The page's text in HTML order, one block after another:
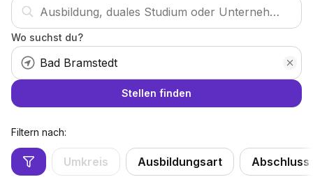
Wo suchst du?
Stellen finden
Filtern nach:
Umkreis Ausbildungsart Abschluss